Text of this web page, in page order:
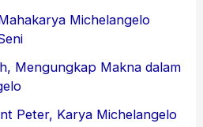
Michelangelo
Mengungkap Makna dalam
Peter, Karya Michelangelo